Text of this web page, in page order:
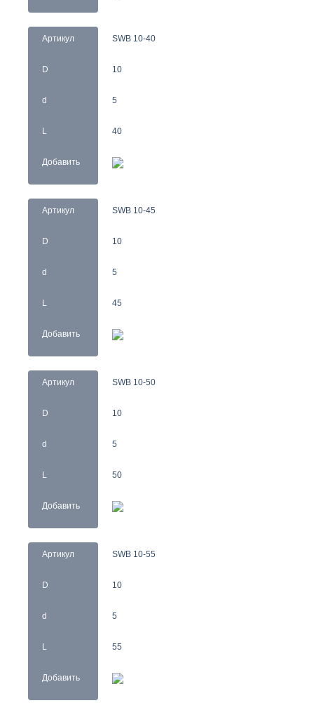
Артикул
D
d
L
Добавить
SWB 10-40
10
5
40
Артикул
D
d
L
Добавить
SWB 10-45
10
5
45
Артикул
D
d
L
Добавить
SWB 10-50
10
5
50
Артикул
D
d
L
Добавить
SWB 10-55
10
5
55